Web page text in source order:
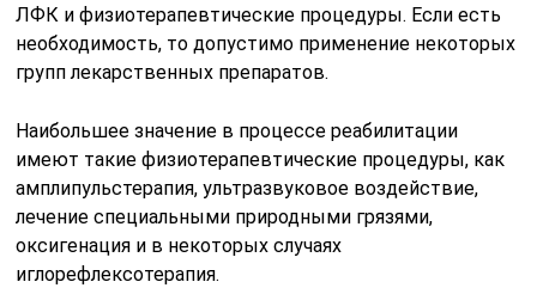
ЛФК и физиотерапевтические процедуры. Если есть
необходимость, то допустимо применение некоторых
групп лекарственных препаратов.
Наибольшее значение в процессе реабилитации
имеют такие физиотерапевтические процедуры, как
амплипульстерапия, ультразвуковое воздействие,
лечение специальными природными грязями,
оксигенация и в некоторых случаях
иглорефлексотерапия.